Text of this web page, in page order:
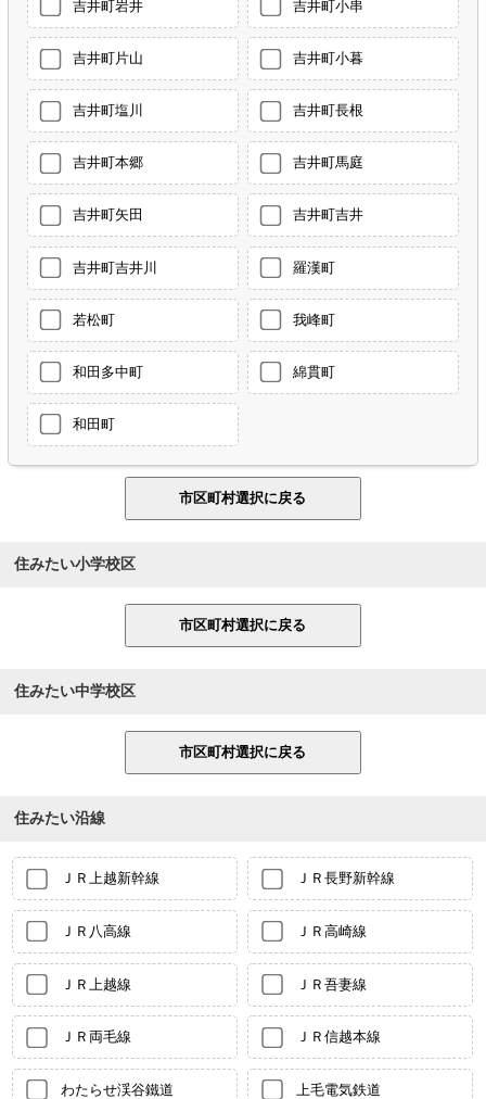
吉井町岩井 吉井町小串
吉井町片山 吉井町小暮
吉井町塩川 吉井町長根
吉井町本郷 吉井町馬庭
吉井町矢田 吉井町吉井
吉井町吉井川 羅漢町
若松町 我峰町
和田多中町 綿貫町
和田町
住みたい小学校区
住みたい中学校区
住みたい沿線
ＪＲ上越新幹線 ＪＲ長野新幹線
ＪＲ八高線 ＪＲ高崎線
ＪＲ上越線 ＪＲ吾妻線
ＪＲ両毛線 ＪＲ信越本線
わたらせ渓谷鐵道 上毛電気鉄道